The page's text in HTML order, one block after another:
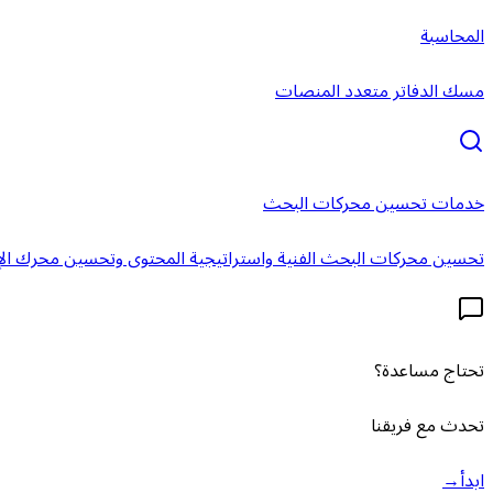
المحاسبة
مسك الدفاتر متعدد المنصات
خدمات تحسين محركات البحث
تحسين محركات البحث الفنية واستراتيجية المحتوى وتحسين محرك
تحتاج مساعدة؟
تحدث مع فريقنا
ابدأ→